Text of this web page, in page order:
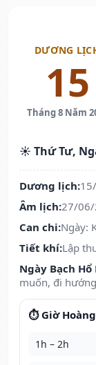
DƯƠNG
15
Tháng 8 Năm
☀️ Thứ Tư,
Dương lịch:
Âm lịch:27/
Can chi:Ngày:
Tiết khí:Lập
Ngày Bạch Hổ
muốn, đi
⏱️ Giờ
1h – 2h